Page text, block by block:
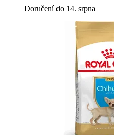
Doručení do 14. srpna